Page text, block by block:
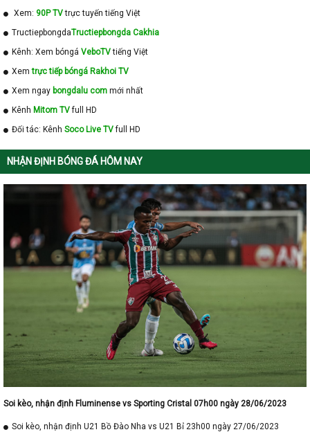
-
BXH Vòng loại Asian Cup 2027
- BXH Thailand King's Cup 2024
- BXH Cúp Nữ Nam Á
- BXH ASEAN Cup 2024
Xem: 90P TVtrực tuyến tiếng Việt
TructiepbongdaTructiepbongda Cakhia
Kênh: Xem bóngá VeboTVtiếng Việt
Xemtrực tiếp bóngá Rakhoi TV
Xem ngay bongdalu com mới nhất
Kênh Mitom TVfull HD
Đối tác: Kênh Soco Live TVfull HD
NHẬN ĐỊNH BÓNG ĐÁ HÔM NAY
Soi kèo, nhận định Fluminense vs Sporting Cristal 07h00 ngày 28/06/2023
Soi kèo, nhận định U21 Bồ Đào Nha vs U21 Bỉ 23h00 ngày 27/06/2023